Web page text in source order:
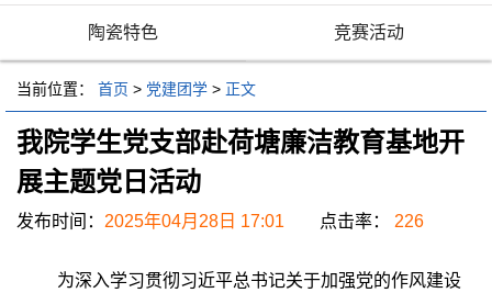
陶瓷特色 竞赛活动
当前位置： 首页 > 党建团学 > 正文
我院学生党支部赴荷塘廉洁教育基地开
展主题党日活动
发布时间： 2025年04月28日 17:01 点击率： 226
为深入学习贯彻习近平总书记关于加强党的作风建设